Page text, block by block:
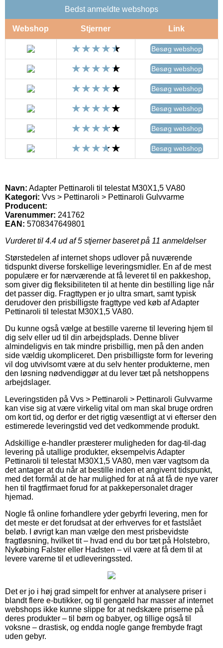
Bedst anmeldte webshops
Webshop Stjerner Link
Besøg webshop
Besøg webshop
Besøg webshop
Besøg webshop
Besøg webshop
Besøg webshop
Navn: Adapter Pettinaroli til telestat M30X1,5 VA80
Kategori: Vvs > Pettinaroli > Pettinaroli Gulvvarme
Producent:
Varenummer: 241762
EAN: 5708347649801
Vurderet til 4.4 ud af 5 stjerner baseret på 11 anmeldelser
Størstedelen af internet shops udlover på nuværende
tidspunkt diverse forskellige leveringsmidler. En af de mest
populære er for nærværende at få leveret til en pakkeshop,
som giver dig fleksibiliteten til at hente din bestilling lige når
det passer dig. Fragttypen er jo ultra smart, samt typisk
derudover den prisbilligste fragttype ved køb af Adapter
Pettinaroli til telestat M30X1,5 VA80.
Du kunne også vælge at bestille varerne til levering hjem til
dig selv eller ud til din arbejdsplads. Denne bliver
almindeligvis en tak mindre prisbillig, men på den anden
side vældig ukompliceret. Den prisbilligste form for levering
vil dog utvivlsomt være at du selv henter produkterne, men
den løsning nødvendiggør at du lever tæt på netshoppens
arbejdslager.
Leveringstiden på Vvs > Pettinaroli > Pettinaroli Gulvvarme
kan vise sig at være virkelig vital om man skal bruge ordren
om kort tid, og derfor er det rigtig væsentligt at vi efterser den
estimerede leveringstid ved det vedkommende produkt.
Adskillige e-handler præsterer muligheden for dag-til-dag
levering på utallige produkter, eksempelvis Adapter
Pettinaroli til telestat M30X1,5 VA80, men vær vagtsom da
det antager at du når at bestille inden et angivent tidspunkt,
med det formål at de har mulighed for at nå at få de nye varer
hen til fragtfirmaet forud for at pakkepersonalet drager
hjemad.
Nogle få online forhandlere yder gebyrfri levering, men for
det meste er det forudsat at der erhverves for et fastslået
beløb. I øvrigt kan man vælge den mest prisbevidste
fragtløsning, hvilket tit – hvad end du bor tæt på Holstebro,
Nykøbing Falster eller Hadsten – vil være at få dem til at
levere varerne til et udleveringssted.
Det er jo i høj grad simpelt for enhver at analysere priser i
blandt flere e-butikker, og til gengæld har masser af internet
webshops ikke kunne slippe for at nedskære priserne på
deres produkter – til børn og babyer, og tillige også til
voksne – drastisk, og endda nogle gange frembyde fragt
uden gebyr.